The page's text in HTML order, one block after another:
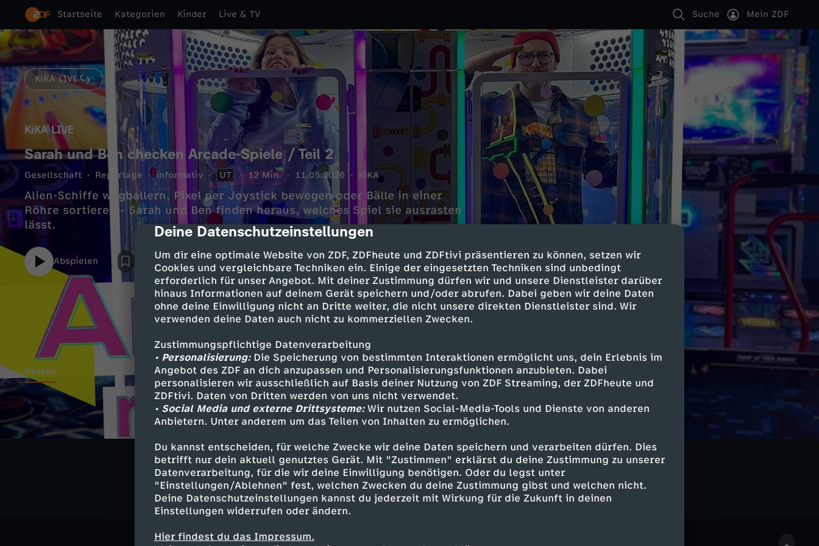
cmp-dialog-description
Deine Datenschutzeinstellungen
Um dir eine optimale Website von ZDF, ZDFheute und ZDFtivi präsentieren zu können, setzen wir
Cookies und vergleichbare Techniken ein. Einige der eingesetzten Techniken sind unbedingt
erforderlich für unser Angebot. Mit deiner Zustimmung dürfen wir und unsere Dienstleister darüber
hinaus Informationen auf deinem Gerät speichern und/oder abrufen. Dabei geben wir deine Daten
ohne deine Einwilligung nicht an Dritte weiter, die nicht unsere direkten Dienstleister sind. Wir
verwenden deine Daten auch nicht zu kommerziellen Zwecken.
Zustimmungspflichtige Datenverarbeitung
• Personalisierung:Die Speicherung von bestimmten Interaktionen ermöglicht uns, dein Erlebnis im
Angebot des ZDF an dich anzupassen und Personalisierungsfunktionen anzubieten. Dabei
personalisieren wir ausschließlich auf Basis deiner Nutzung von ZDF Streaming, der ZDFheute und
ZDFtivi. Daten von Dritten werden von uns nicht verwendet.
• Social Media und externe Drittsysteme:Wir nutzen Social-Media-Tools und Dienste von anderen
Anbietern. Unter anderem um das Teilen von Inhalten zu ermöglichen.
Du kannst entscheiden, für welche Zwecke wir deine Daten speichern und verarbeiten dürfen. Dies
betrifft nur dein aktuell genutztes Gerät. Mit "Zustimmen" erklärst du deine Zustimmung zu unserer
Datenverarbeitung, für die wir deine Einwilligung benötigen. Oder du legst unter
"Einstellungen/Ablehnen" fest, welchen Zwecken du deine Zustimmung gibst und welchen nicht.
Deine Datenschutzeinstellungen kannst du jederzeit mit Wirkung für die Zukunft in deinen
Einstellungen widerrufen oder ändern.
Hier findest du das Impressum.
Startseite Kategorien Kinder Live & TV Suche Mein ZDF
KiKA LIVE
KiKA LIVE
Sarah und Ben checken Arcade-Spiele / Teil 2
Gesellschaft Reportage informativ UT 12 Min. 11.05.2026 KiKA
Alien-Schiffe wegballern, Pixel per Joystick bewegen oder Bälle in einer
Röhre sortieren - Sarah und Ben finden heraus, welches Spiel sie ausrasten
lässt.
Abspielen
Details
Ähnliche Inhalte entdecken
Gesellschaft Reportage informativ Untertitel KiKA LIVE